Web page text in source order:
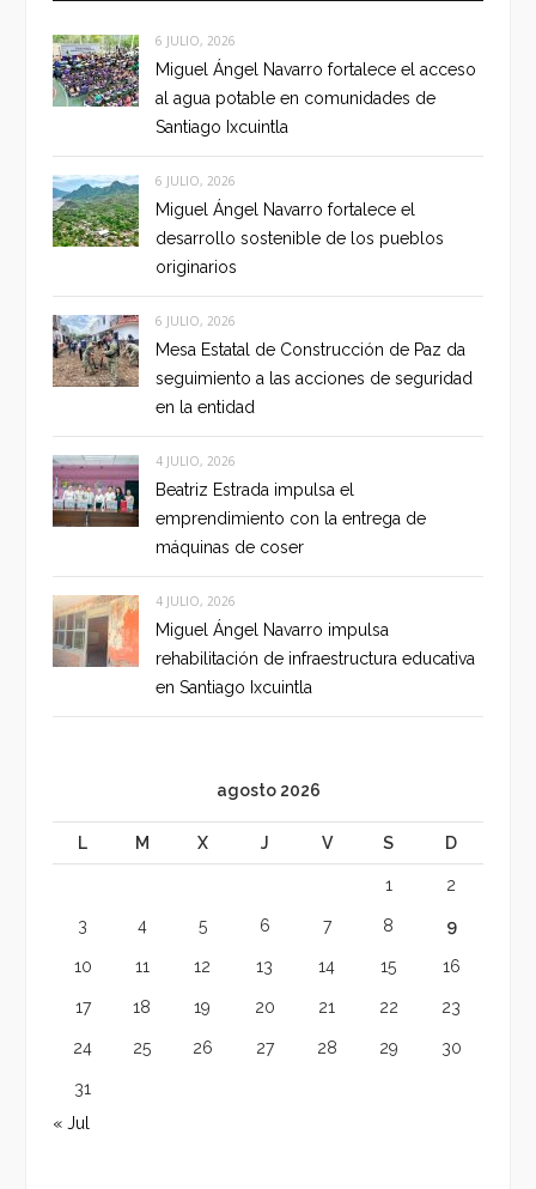
6 JULIO, 2026
Miguel Ángel Navarro fortalece el acceso
al agua potable en comunidades de
Santiago Ixcuintla
6 JULIO, 2026
Miguel Ángel Navarro fortalece el
desarrollo sostenible de los pueblos
originarios
6 JULIO, 2026
Mesa Estatal de Construcción de Paz da
seguimiento a las acciones de seguridad
en la entidad
4 JULIO, 2026
Beatriz Estrada impulsa el
emprendimiento con la entrega de
máquinas de coser
4 JULIO, 2026
Miguel Ángel Navarro impulsa
rehabilitación de infraestructura educativa
en Santiago Ixcuintla
agosto 2026
L M X J V S D
1 2
3 4 5 6 7 8 9
10 11 12 13 14 15 16
17 18 19 20 21 22 23
24 25 26 27 28 29 30
31
« Jul